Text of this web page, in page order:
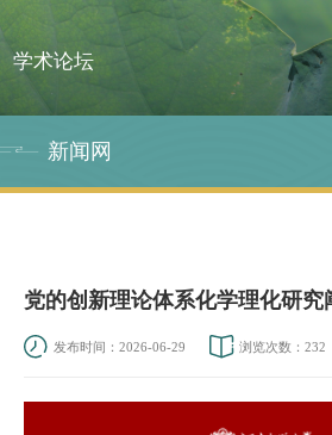
学术论坛
新闻网
党的创新理论体系化学理化研究
发布时间：2026-06-29 浏览次数： 232